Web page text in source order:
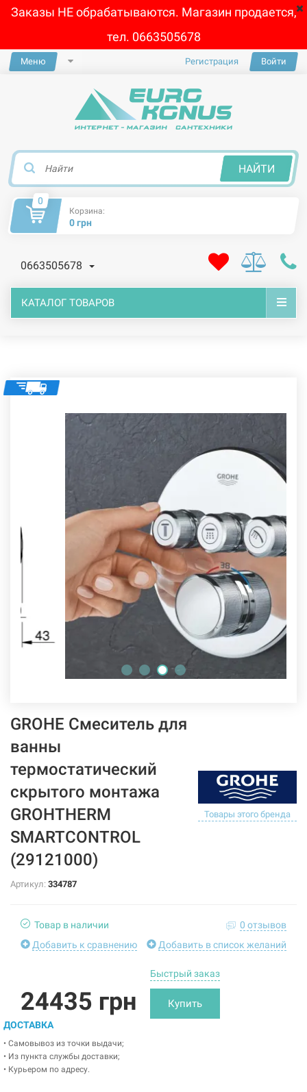
Заказы НЕ обрабатываются. Магазин продается,
тел. 0663505678
Меню Регистрация Войти
НАЙТИ
0
Корзина:
0 грн
0663505678
КАТАЛОГ ТОВАРОВ
GROHE Смеситель для
ванны
термостатический
скрытого монтажа
GROHTHERM
SMARTCONTROL
(29121000)
Товары этого бренда
Артикул: 334787
Товар в наличии
0 отзывов
Добавить к сравнению
Добавить в список желаний
24435 грн Купить
Быстрый заказ
ДОСТАВКА
• Самовывоз из точки выдачи;
• Из пункта службы доставки;
• Курьером по адресу.